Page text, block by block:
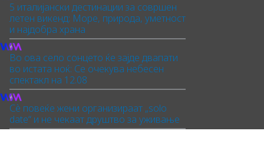
5 италијански дестинации за совршен
летен викенд: Море, природа, уметност
и најдобра храна
Во ова село сонцето ќе зајде двапати
во истата ноќ: Се очекува небесен
спектакл на 12.08
Сè повеќе жени организираат „solo
date“ и не чекаат друштво за уживање